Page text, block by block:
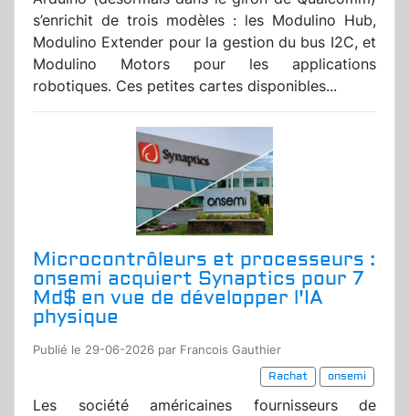
s’enrichit de trois modèles : les Modulino Hub,
Modulino Extender pour la gestion du bus I2C, et
Modulino Motors pour les applications
robotiques. Ces petites cartes disponibles...
Microcontrôleurs et processeurs :
onsemi acquiert Synaptics pour 7
Md$ en vue de développer l'IA
physique
Publié le 29-06-2026 par Francois Gauthier
Rachat
onsemi
Les société américaines fournisseurs de